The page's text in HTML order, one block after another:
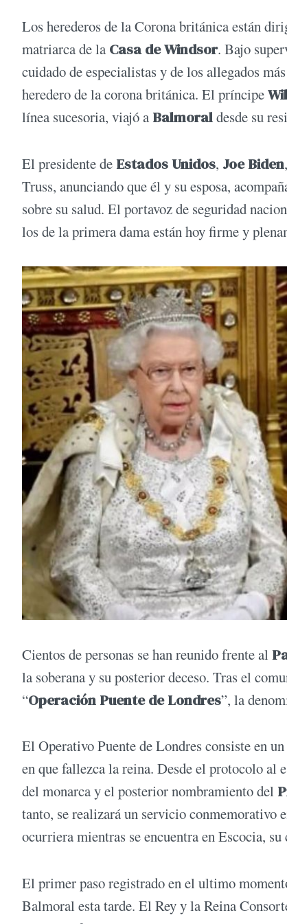
Los herederos de la Corona británica están
matriarca de la Casa de Windsor. Bajo
cuidado de especialistas y de los allegados
heredero de la corona británica. El príncipe
línea sucesoria, viajó a Balmoraldesde su
El presidente de Estados Unidos, Joe Biden
Truss, anunciando que él y su esposa,
sobre su salud. El portavoz de seguridad
los de la primera dama están hoy firme y
Cientos de personas se han reunido frente al
la soberana y su posterior deceso. Tras el
“Operación Puente de Londres”, la
El Operativo Puente de Londres consiste en
en que fallezca la reina. Desde el protocolo al
del monarca y el posterior nombramiento del
tanto, se realizará un servicio conmemorativo
ocurriera mientras se encuentra en Escocia,
El primer paso registrado en el ultimo
Balmoral esta tarde. El Rey y la Reina